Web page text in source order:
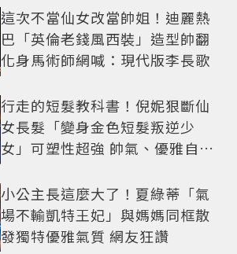
這次不當仙女改當帥姐！迪麗熱
巴「英倫老錢風西裝」造型帥翻
化身馬術師網喊：現代版李長歌
行走的短髮教科書！倪妮狠斷仙
女長髮「變身金色短髮叛逆少
女」可塑性超強 帥氣、優雅自由
小公主長這麼大了！夏綠蒂「氣
場不輸凱特王妃」與媽媽同框散
發獨特優雅氣質 網友狂讚